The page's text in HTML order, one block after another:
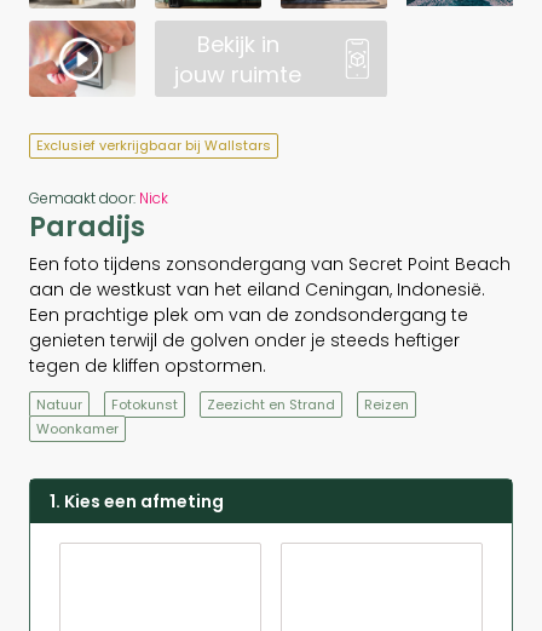
Bekijk in
jouw ruimte
Exclusief verkrijgbaar bij Wallstars
Gemaakt door: Nick
Paradijs
Een foto tijdens zonsondergang van Secret Point Beach
aan de westkust van het eiland Ceningan, Indonesië.
Een prachtige plek om van de zondsondergang te
genieten terwijl de golven onder je steeds heftiger
tegen de kliffen opstormen.
Natuur Fotokunst Zeezicht en Strand
Reizen
Woonkamer
1. Kies een afmeting